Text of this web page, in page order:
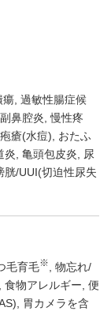
瘍 過敏性腸症候
副鼻腔炎 慢性疼
瘡(水痘)
おたふ
炎 亀頭包皮炎
尿
胱/UUI(切迫性尿失
毛育毛※
物忘れ/
食物アレルギー 便
胃カメラを含